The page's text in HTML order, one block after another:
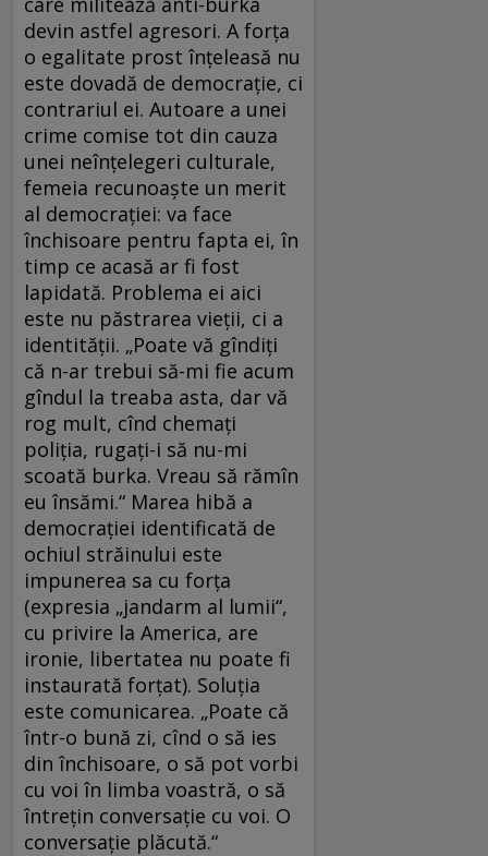
devin astfel agresori. A forţa
o egalitate prost înţeleasă nu
este dovadă de democraţie, ci
contrariul ei. Autoare a unei
crime comise tot din cauza
unei neînţelegeri culturale,
femeia recunoaşte un merit
al democraţiei: va face
închisoare pentru fapta ei, în
timp ce acasă ar fi fost
lapidată. Problema ei aici
este nu păstrarea vieţii, ci a
identităţii. „Poate vă gîndiţi
că n-ar trebui să-mi fie acum
gîndul la treaba asta, dar vă
rog mult, cînd chemaţi
poliţia, rugaţi-i să nu-mi
scoată burka. Vreau să rămîn
eu însămi.“ Marea hibă a
democraţiei identificată de
ochiul străinului este
impunerea sa cu forţa
(expresia „jandarm al lumii“,
cu privire la America, are
ironie, libertatea nu poate fi
instaurată forţat). Soluţia
este comunicarea. „Poate că
într-o bună zi, cînd o să ies
din închisoare, o să pot vorbi
cu voi în limba voastră, o să
întreţin conversaţie cu voi. O
conversaţie plăcută.“